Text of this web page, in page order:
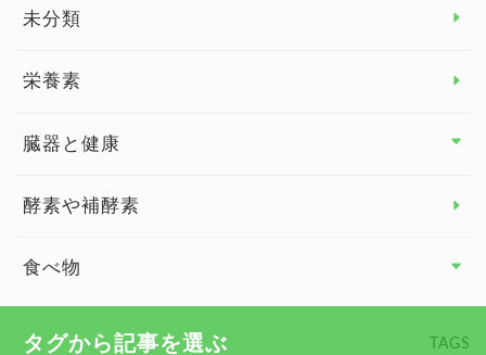
睡眠
未分類
栄養素
臓器と健康
臓器と健康 トップ
慢性疲労
酵素や補酵素
食べ物
タグから記事を選ぶ TAGS